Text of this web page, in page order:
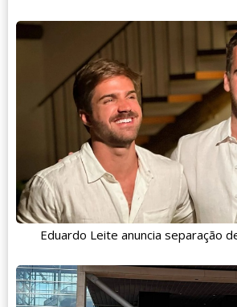
Eduardo Leite anuncia separação